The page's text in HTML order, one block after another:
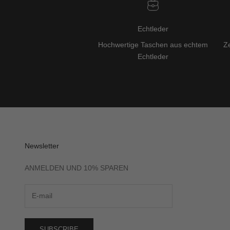
Echtleder
Hochwertige Taschen aus echtem
Echtleder
Newsletter
ANMELDEN UND 10% SPAREN